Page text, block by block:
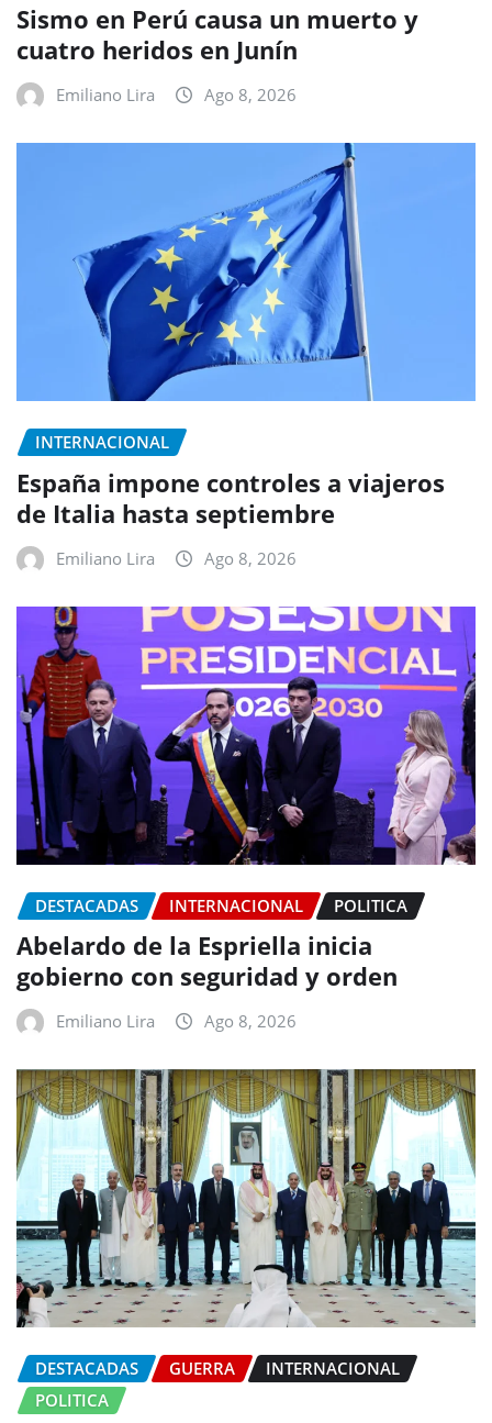
Sismo en Perú causa un muerto y
cuatro heridos en Junín
Emiliano Lira Ago 8, 2026
INTERNACIONAL
España impone controles a viajeros
de Italia hasta septiembre
Emiliano Lira Ago 8, 2026
DESTACADAS INTERNACIONAL POLITICA
Abelardo de la Espriella inicia
gobierno con seguridad y orden
Emiliano Lira Ago 8, 2026
DESTACADAS GUERRA
INTERNACIONAL
POLITICA